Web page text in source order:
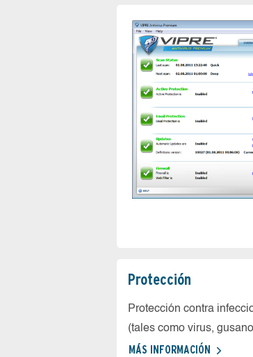
Protección
Protección contra
(tales como virus,
MÁS INFORMACIÓN